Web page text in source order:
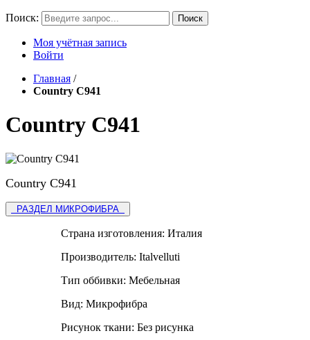
Поиск: Поиск
Моя учётная запись
Войти
Главная /
Country C941
Country C941
Country C941
РАЗДЕЛ МИКРОФИБРА
Страна изготовления: Италия
Производитель: Italvelluti
Тип оббивки: Мебельная
Вид: Микрофибра
Рисунок ткани: Без рисунка